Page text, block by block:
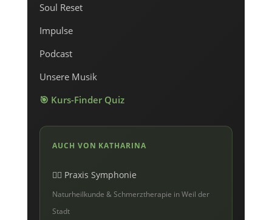
Soul Reset
Impulse
Podcast
Unsere Musik
🎯 Kurs-Finder Quiz
AUCH VON KATHARINA
💆‍♀️ Praxis Symphonie
Naturheilkunde & Schmerztherapie in Weil der
Stadt